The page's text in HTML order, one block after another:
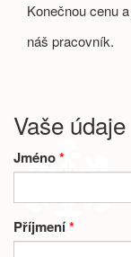
Konečnou cenu
náš pracovník.
Vaše údaje
Jméno*
Příjmení*